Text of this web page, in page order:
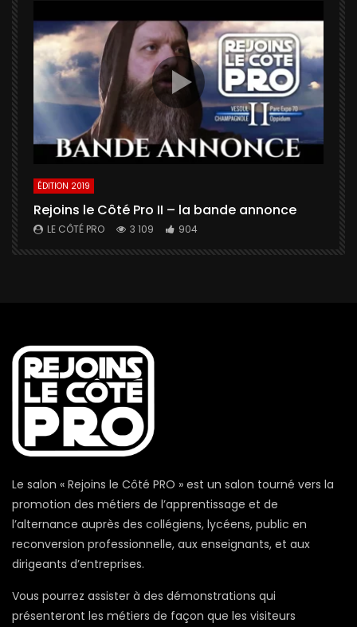
ÉDITION 2019
Rejoins le Côté Pro II – la bande annonce
LE CÔTÉ PRO 3 109 904
Le salon « Rejoins le Côté PRO » est un salon tourné vers la
promotion des métiers de l’apprentissage et de
l’alternance auprès des collégiens, lycéens, public en
reconversion professionnelle, aux enseignants, et aux
dirigeants d’entreprises.
Vous pourrez assister à des démonstrations qui
présenteront les métiers de façon que les visiteurs